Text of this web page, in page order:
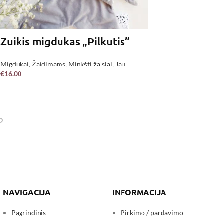
Zuikis migdukas „Pilkutis”
Migdukai,Žaidimams, Minkšti žaislai, Jau
pagaminta !
€16.00
NAVIGACIJA
Pagrindinis
INFORMACIJA
Pirkimo / pardavimo